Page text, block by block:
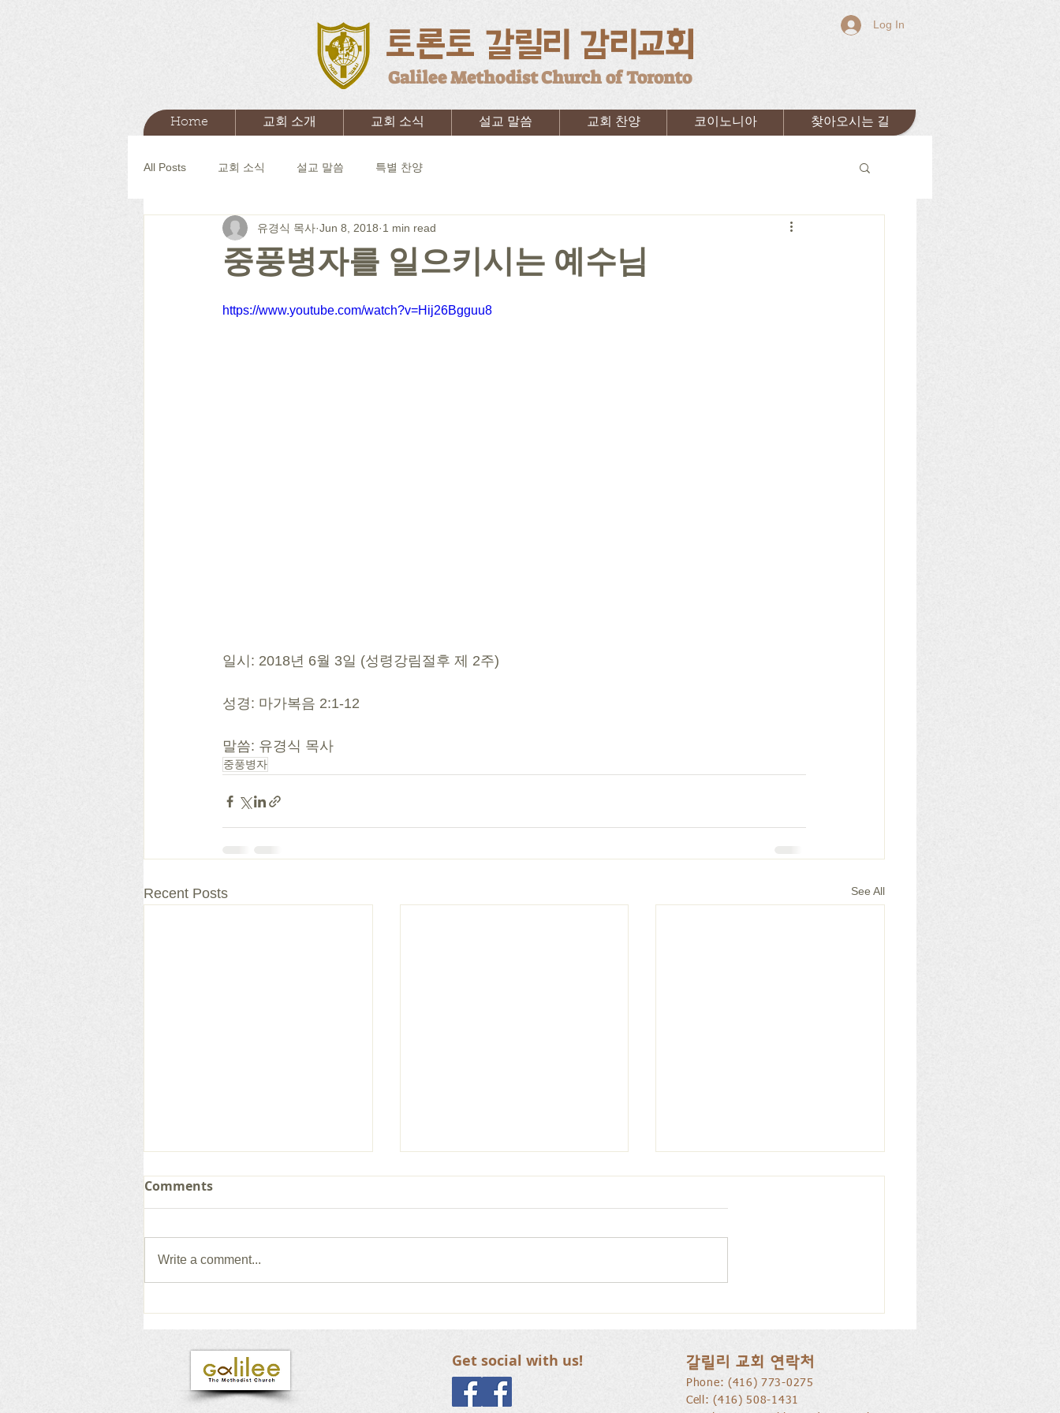
토론토 갈릴리 감리교회
Galilee Methodist Church of Toronto
Log In
Home 교회 소개 교회 소식 설교 말씀 교회 찬양 코이노니아 찾아오시는 길
All Posts 교회 소식 설교 말씀 특별 찬양
중풍병자를 일으키시는 예수님
유경식 목사 Jun 8, 2018 1 min read
https://www.youtube.com/watch?v=Hij26Bgguu8
일시: 2018년 6월 3일 (성령강림절후 제 2주)
성경: 마가복음 2:1-12
말씀: 유경식 목사
중풍병자
Recent Posts See All
갈릴리 교회, 그레이스 찬양
단, 2026.08.02
갈릴리 교회, 장로님 특별찬
양, 2026.07.26
갈릴리 교회, 피아노 특별찬
양, 2026.07.12
Comments
Write a comment...
Get social with us! 갈릴리 교회 연락처
Phone: ​(416) 773-0275
Cell: (416) 508-1431